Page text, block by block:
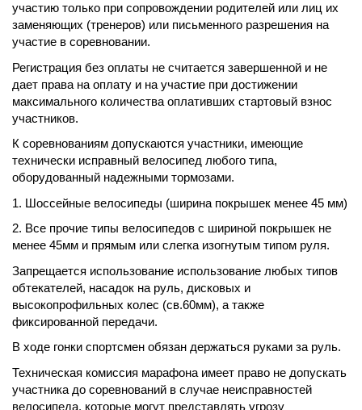
участию только при сопровождении родителей или лиц их
заменяющих (тренеров) или письменного разрешения на
участие в соревновании.
Регистрация без оплаты не считается завершенной и не
дает права на оплату и на участие при достижении
максимального количества оплативших стартовый взнос
участников.
К соревнованиям допускаются участники, имеющие
технически исправный велосипед любого типа,
оборудованный надежными тормозами.
1. Шоссейные велосипеды (ширина покрышек менее 45 мм)
2. Все прочие типы велосипедов с шириной покрышек не
менее 45мм и прямым или слегка изогнутым типом руля.
Запрещается использование использование любых типов
обтекателей, насадок на руль, дисковых и
высокопрофильных колес (св.60мм), а также
фиксированной передачи.
В ходе гонки спортсмен обязан держаться руками за руль.
Техническая комиссия марафона имеет право не допускать
участника до соревнований в случае неисправностей
велосипеда, которые могут представлять угрозу